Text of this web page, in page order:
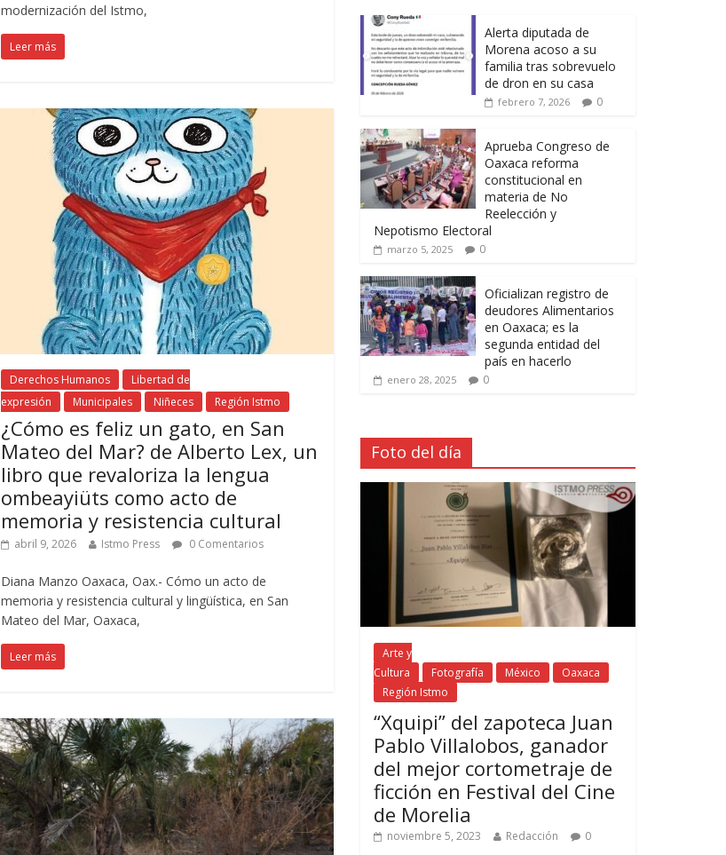
modernización del Istmo,
Leer más
Derechos Humanos
Libertad de
expresión
Municipales Niñeces Región Istmo
¿Cómo es feliz un gato, en San
Mateo del Mar? de Alberto Lex, un
libro que revaloriza la lengua
ombeayiüts como acto de
memoria y resistencia cultural
abril 9, 2026 Istmo Press 0 Comentarios
Diana Manzo Oaxaca, Oax.- Cómo un acto de
memoria y resistencia cultural y lingüística, en San
Mateo del Mar, Oaxaca,
Leer más
Alerta diputada de
Morena acoso a su
familia tras sobrevuelo
de dron en su casa
febrero 7, 2026 0
Aprueba Congreso de
Oaxaca reforma
constitucional en
materia de No
Reelección y
Nepotismo Electoral
marzo 5, 2025 0
Oficializan registro de
deudores Alimentarios
en Oaxaca; es la
segunda entidad del
país en hacerlo
enero 28, 2025 0
Foto del día
Arte y
Cultura
Fotografía México
Oaxaca
Región Istmo
“Xquipi” del zapoteca Juan
Pablo Villalobos, ganador
del mejor cortometraje de
ficción en Festival del Cine
de Morelia
noviembre 5, 2023 Redacción 0